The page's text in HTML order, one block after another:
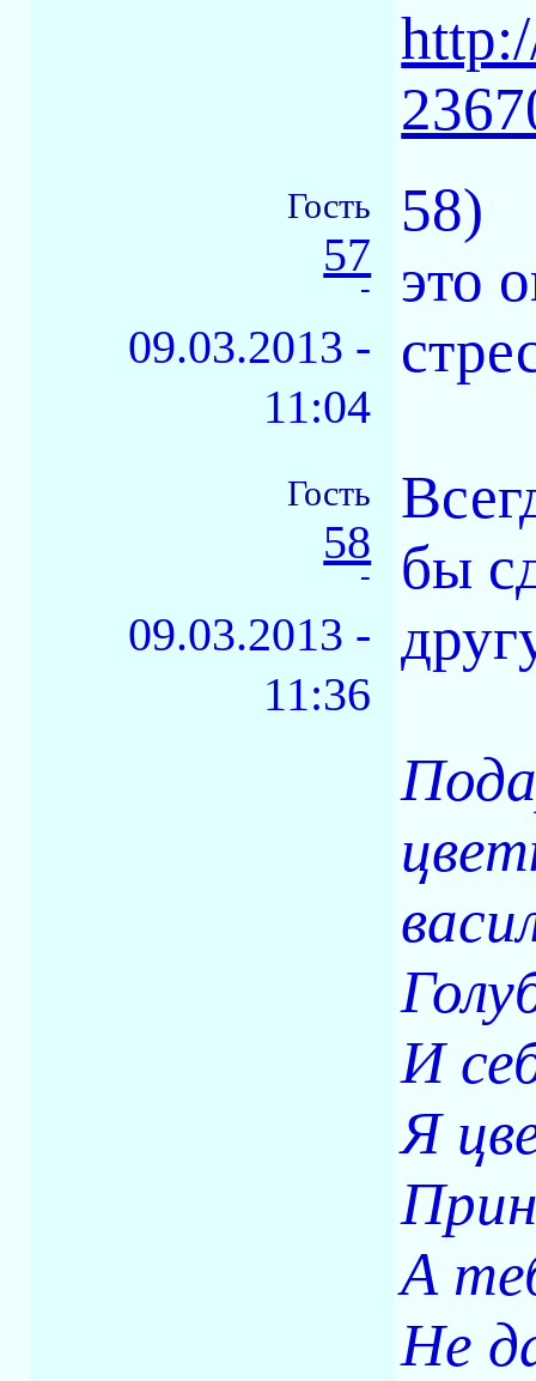
Гость
57
-
09.03.2013 -
11:04
58)
это
Гость
58
-
09.03.2013 -
11:36
бы
И
Я
А
Не